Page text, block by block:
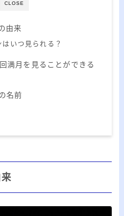
CLOSE
由来
はいつ見られる？
満月を見ることができる
名前